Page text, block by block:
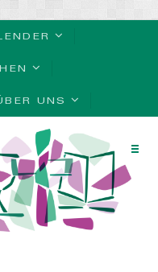
UNS